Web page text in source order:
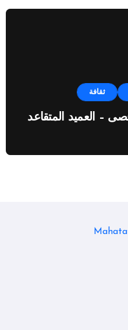
ثقافة
– العميد المتقاعد